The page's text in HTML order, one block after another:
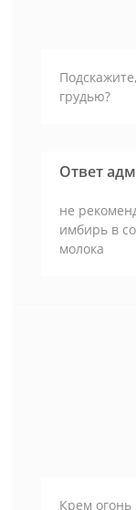
грудью?
Ответ
не
имбирь в
молока
Крем